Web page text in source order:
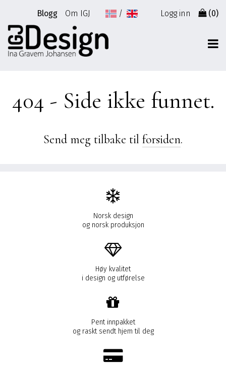
innhold
Blogg Om IGJ Logg inn (0)
404 - Side ikke funnet.
Send meg tilbake til forsiden.
Norsk design
og norsk produksjon
Høy kvalitet
i design og utførelse
Pent innpakket
og raskt sendt hjem til deg